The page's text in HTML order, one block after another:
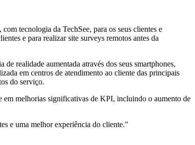
tecnologia da TechSee, para os seus clientes e
e para realizar site surveys remotos antes da
realidade aumentada através dos seus smartphones,
em centros de atendimento ao cliente das principais
do serviço.
em melhorias significativas de KPI, incluindo o aumento de
e uma melhor experiência do cliente."